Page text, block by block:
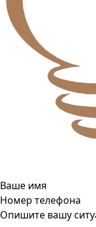
Ваше имя
Номер телефона
Опишите вашу